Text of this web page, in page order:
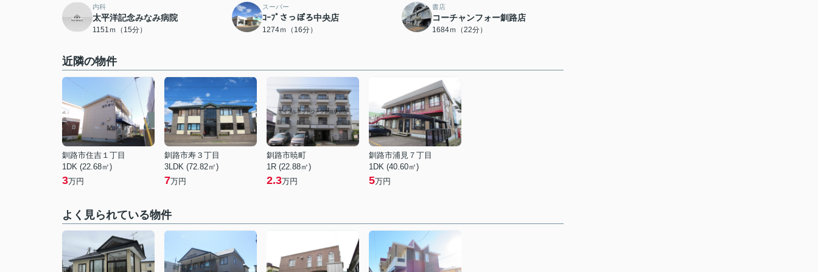
内科
太平洋記念みなみ病院
1151ｍ（15分）
スーパー
ｺｰﾌﾟさっぽろ中央店
1274ｍ（16分）
書店
コーチャンフォー釧路店
1684ｍ（22分）
近隣の物件
釧路市住吉１丁目
1DK (22.68㎡)
3万円
釧路市寿３丁目
3LDK (72.82㎡)
7万円
釧路市暁町
1R (22.88㎡)
2.3万円
釧路市浦見７丁目
1DK (40.60㎡)
5万円
よく見られている物件